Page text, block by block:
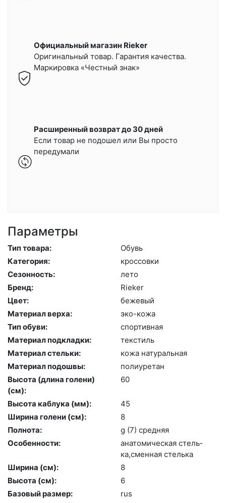
Официальный магазин Rieker
Оригинальный товар. Гарантия качества.
Маркировка «Честный знак»
Расширенный возврат до 30 дней
Если товар не подошел или Вы просто
передумали
Параметры
Тип товара:
Обувь
Категория:
крос­совки
Сезонность:
ле­то
Бренд:
Ri­eker
Цвет:
бе­жевый
Материал верха:
эко-ко­жа
Тип обуви:
спор­тивная
Материал подкладки:
текс­тиль
Материал стельки:
ко­жа на­тураль­ная
Материал подошвы:
по­ли­уре­тан
Высота (длина голени)
(cм):
60
Высота каблука (мм):
45
Ширина голени (см):
8
Полнота:
g (7) сред­няя
Особенности:
ана­томи­чес­кая стель­
ка,смен­ная стель­ка
Ширина (см):
8
Высота (cм):
6
Базовый размер:
rus